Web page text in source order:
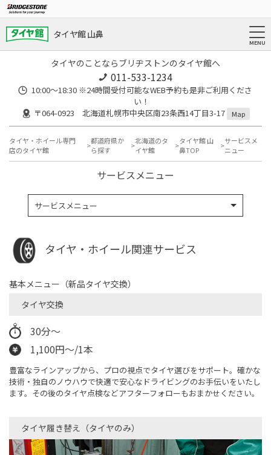
タイヤ館 山鼻
タイヤのことならブリヂストンのタイヤ館へ
011-533-1234
10:00～18:30 ※24時間受付可能なWEB予約も是非ご利用くださ
い！
〒064-0923 北海道札幌市中央区南23条西14丁目3-17
Map
タイヤ・ホイール専門
店のタイヤ館
都道府県か
ら探す
北海道のタ
イヤ館
タイヤ館 山
鼻TOP
サービスメ
ニュー
サービスメニュー
サービスメニュー
タイヤ・ホイール関連サービス
基本メニュー（新品タイヤ交換）
タイヤ交換
30分～
1,100円～/1本
豊富なラインアップから、プロの視点でタイヤ選びをサポート。確かな
技術・独自のノウハウで快適で安心なドライビングのお手伝いをいたし
ます。その後のタイヤ点検などアフターフォローもおまかせください。
タイヤ履き替え（タイヤのみ）​